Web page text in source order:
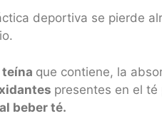
deportiva se pierde
teína que contiene, la
presentes en el
beber té.